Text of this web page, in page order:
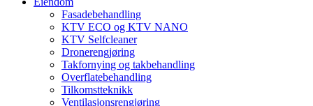
Fasadebehandling
KTV ECO og KTV NANO
KTV Selfcleaner
Dronerengjøring
Takfornying og takbehandling
Overflatebehandling
Tilkomstteknikk
Ventilasjonsrengjøring